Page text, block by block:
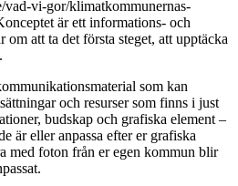
vad-vi-gor/klimatkommunernas-
är ett informations- och
om att ta det första steget, att upptäcka
som kan
och resurser som finns i just
budskap och grafiska element –
är eller anpassa efter er grafiska
med foton från er egen kommun blir